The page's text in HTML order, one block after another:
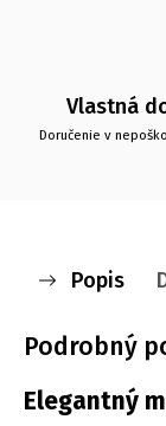
Vlastná
Doručenie v
Popis
Podrobný
Elegantný